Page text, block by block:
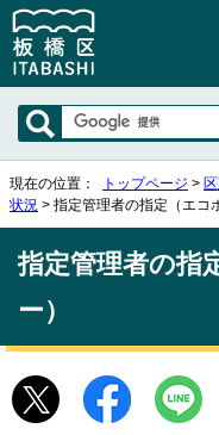
現在の位置： トップページ >
状況 > 指定管理者の指定（エコ
指定管理者の指
ー）